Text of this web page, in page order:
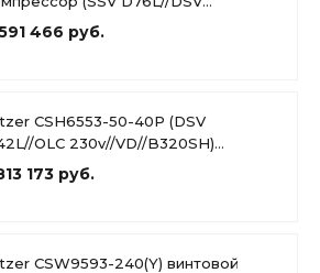
OLC 230v//VD)
466 руб.
CSH6553-50-40P (DSV
OLC 230v//VD//B320SH)
компрессор
173 руб.
CSW9593-240(Y) винтовой